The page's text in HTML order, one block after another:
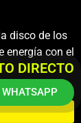
disco de los
energía con el
DIRECTO
WHATSAPP